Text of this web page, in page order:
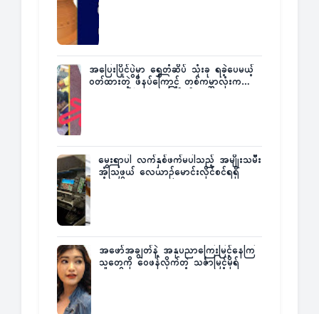
အပြေးပြိုင်ပွဲမှာ ရွှေတံဆိပ် သုံးခု ရခဲ့ပေမယ့်
ဝတ်ထားတဲ့ ဖိနပ်ကြောင့် တစ်ကမ္ဘာလုံးက
မွေးရာပါ လက်နှစ်ဖက်မပါသည့် အမျိုးသမီး
အံ့သြဖွယ် လေယာဉ်မောင်းလိုင်စင်ရရှိ
အဖော်အချွတ်နဲ့ အနုပညာကြေးမြင့်နေကြ
သူတွေကို ဝေဖန်လိုက်တဲ့ သင်္ဇာမြင့်မိုရ်